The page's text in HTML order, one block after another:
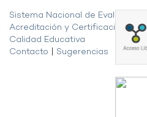
Sistema Nacional de Evaluación,
Acreditación y Certificación de la
Calidad Educativa
Contacto
Sugerencias